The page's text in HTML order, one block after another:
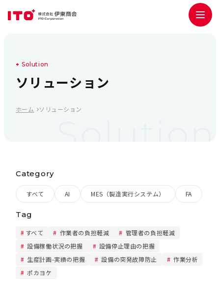
So ution
ソ リ ューシ ョ ン
ホーム ソリューション
Category
すべて AI MES（製造実行システム） FA
Tag
すべて 作業者の負担軽減
管理者の負担軽減
設備稼働状況の把握
設備停止理由の把握
生産計画-実績の把握
設備の突発故障防止
作業分析
ポカヨケ